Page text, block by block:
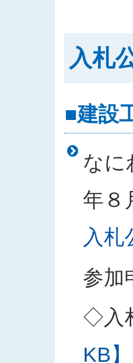
入札
■建設
なに
年８
入札
参加
◇入
KB】